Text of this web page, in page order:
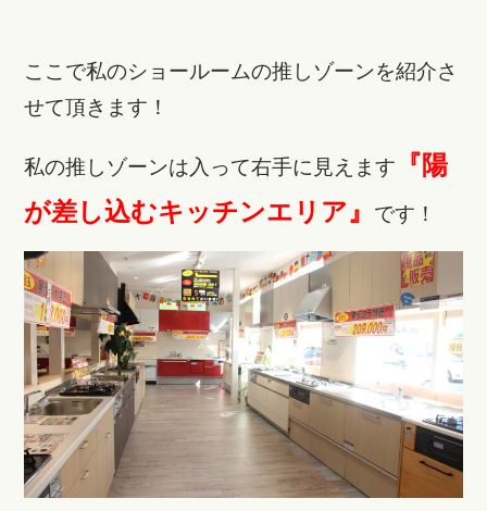
ここで私のショールームの推しゾーンを紹介さ
せて頂きます！
私の推しゾーンは入って右手に見えます
『陽
が差し込むキッチンエリア』
です！